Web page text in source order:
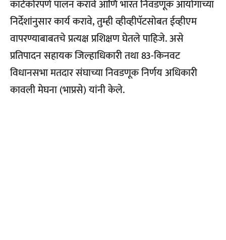
काटेकोरपणे पालन करावे आणि भारत निवडणूक आयोगाच्या
निर्देशांनुसार कार्य करावे, तुम्ही व्हीव्हीपॅटसोबत ईव्हीएम
वापरण्याबाबतचे प्रत्यक्ष प्रशिक्षण घेतले पाहिजे. असे
प्रतिपादन सहायक जिल्हाधिकारी तथा 83-किनवट
विधानसभा मतदार संघाच्या निवडणूक निर्णय अधिकारी
कावली मेघना (भाप्रसे) यांनी केले.